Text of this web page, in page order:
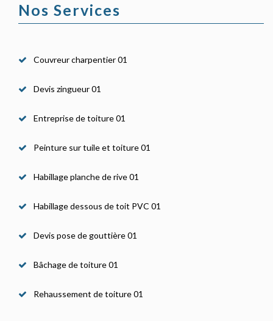
Nos Services
Couvreur charpentier 01
Devis zingueur 01
Entreprise de toiture 01
Peinture sur tuile et toiture 01
Habillage planche de rive 01
Habillage dessous de toit PVC 01
Devis pose de gouttière 01
Bâchage de toiture 01
Rehaussement de toiture 01